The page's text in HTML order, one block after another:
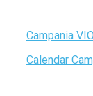
Campania
Calendar